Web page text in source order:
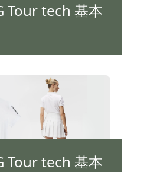
Tour tech 基本
Tour tech 基本